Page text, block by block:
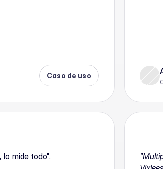
Caso de uso
lo mide todo".